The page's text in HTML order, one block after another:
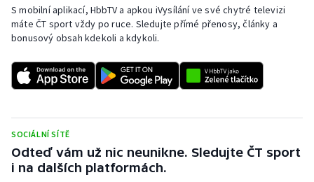
Rychlostní kanoistika
Sportovní střelba
Stolní tenis
Triatlon
S mobilní aplikací, HbbTV a apkou iVysílání ve své chytré televizi
máte ČT sport vždy po ruce. Sledujte přímé přenosy, články a
bonusový obsah kdekoli a kdykoli.
SOCIÁLNÍ SÍTĚ
Odteď vám už nic neunikne. Sledujte ČT sport
i na dalších platformách.